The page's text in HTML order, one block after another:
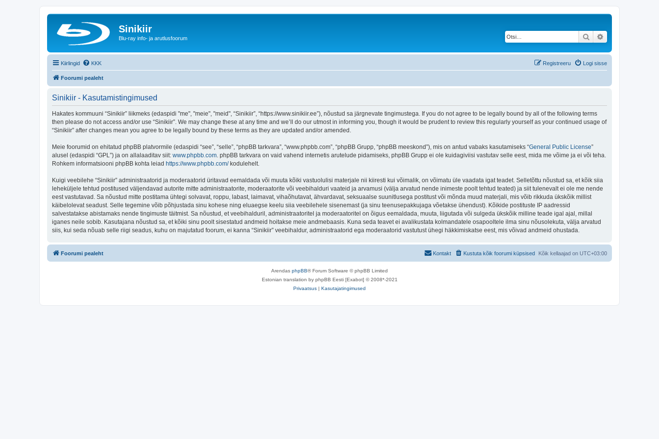
Sinikiir
Blu-ray info- ja arutlusfoorum Otsi
Kiirlingid KKK Logi sisse
Registreeru
Foorumi pealeht
Sinikiir - Kasutamistingimused
Hakates kommuuni “Sinikiir” liikmeks (edaspidi "me", "meie", "meid", “Sinikiir”, “https://www.sinikiir.ee”), nõustud sa järgnevate tingimustega. If you do not agree to be legally bound by all of the following terms
then please do not access and/or use “Sinikiir”. We may change these at any time and we’ll do our utmost in informing you, though it would be prudent to review this regularly yourself as your continued usage of
“Sinikiir” after changes mean you agree to be legally bound by these terms as they are updated and/or amended.
Meie foorumid on ehitatud phpBB platvormile (edaspidi “see”, “selle”, “phpBB tarkvara”, “www.phpbb.com”, “phpBB Grupp, “phpBB meeskond”), mis on antud vabaks kasutamiseks “General Public License”
alusel (edaspidi “GPL”) ja on allalaaditav siit: www.phpbb.com . phpBB tarkvara on vaid vahend internetis arutelude pidamiseks, phpBB Grupp ei ole kuidagiviisi vastutav selle eest, mida me võime ja ei või teha.
Rohkem informatsiooni phpBB kohta leiad https://www.phpbb.com/kodulehelt.
Kuigi veebilehe “Sinikiir” administraatorid ja moderaatorid üritavad eemaldada või muuta kõiki vastuolulisi materjale nii kiiresti kui võimalik, on võimatu üle vaadata igat teadet. Selletõttu nõustud sa, et kõik siia
leheküljele tehtud postitused väljendavad autorite mitte administraatorite, moderaatorite või veebihalduri vaateid ja arvamusi (välja arvatud nende inimeste poolt tehtud teated) ja siit tulenevalt ei ole me nende
eest vastutavad. Sa nõustud mitte postitama ühtegi solvavat, roppu, labast, laimavat, vihaõhutavat, ähvardavat, seksuaalse suunitlusega postitust või mõnda muud materjali, mis võib rikkuda ükskõik millist
käibelolevat seadust. Selle tegemine võib põhjustada sinu kohese ning eluaegse keelu siia veebilehele sisenemast (ja sinu teenusepakkujaga võetakse ühendust). Kõikide postituste IP aadressid
salvestatakse abistamaks nende tingimuste täitmist. Sa nõustud, et veebihalduril, administraatoritel ja moderaatoritel on õigus eemaldada, muuta, liigutada või sulgeda ükskõik milline teade igal ajal, millal
iganes neile sobib. Kasutajana nõustud sa, et kõiki sinu poolt sisestatud andmeid hoitakse meie andmebaasis. Kuna seda teavet ei avalikustata kolmandatele osapooltele ilma sinu nõusolekuta, välja arvatud
siis, kui seda nõuab selle riigi seadus, kuhu on majutatud foorum, ei kanna “Sinikiir” veebihaldur, administraatorid ega moderaatorid vastutust ühegi häkkimiskatse eest, mis võivad andmeid ohustada.
Foorumi pealeht Kõik kellaajad on UTC+03:00
Kustuta kõik foorumi küpsised
Kontakt
Arendas phpBB® Forum Software © phpBB Limited
Estonian translation by phpBB Eesti [Exabot] © 2008*-2021
Privaatsus | Kasutajatingimused